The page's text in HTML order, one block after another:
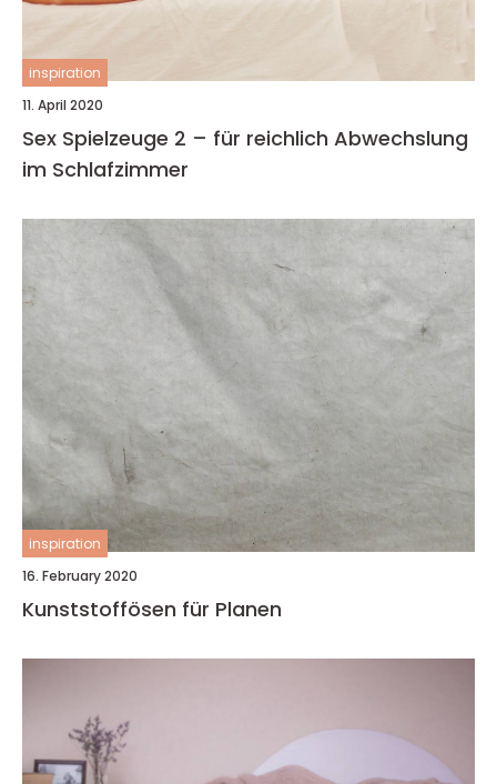
inspiration
11. April 2020
Sex Spielzeuge 2 – für reichlich Abwechslung
im Schlafzimmer
inspiration
16. February 2020
Kunststoffösen für Planen